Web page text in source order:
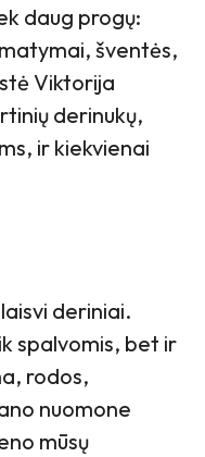
daug progų:
šventės,
Viktorija
derinukų,
ir kiekvienai
deriniai.
spalvomis, bet ir
rodos,
nuomone
mūsų